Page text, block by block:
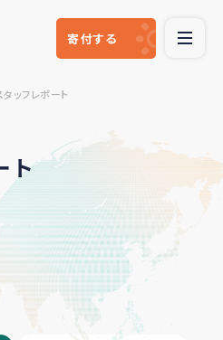
寄付する
タッフレポート
ト